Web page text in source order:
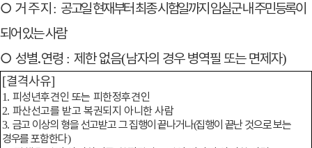
○ 거 주 지 : 공고일 현재부터 최종 시험일까지 임실군 내 주민등록이
되어있는 사람
○ 성별․연령 : 제한 없음(남자의 경우 병역필 또는 면제자)
[결격사유]
1. 피성년후견인 또는 피한정후견인
2. 파산선고를 받고 복권되지 아니한 사람
3. 금고 이상의 형을 선고받고 그 집행이 끝나거나(집행이 끝난 것으로 보는
경우를 포함한다)